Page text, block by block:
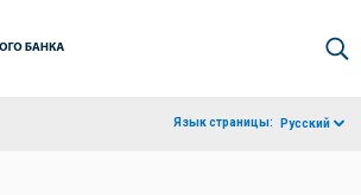
Язык страницы: Русский